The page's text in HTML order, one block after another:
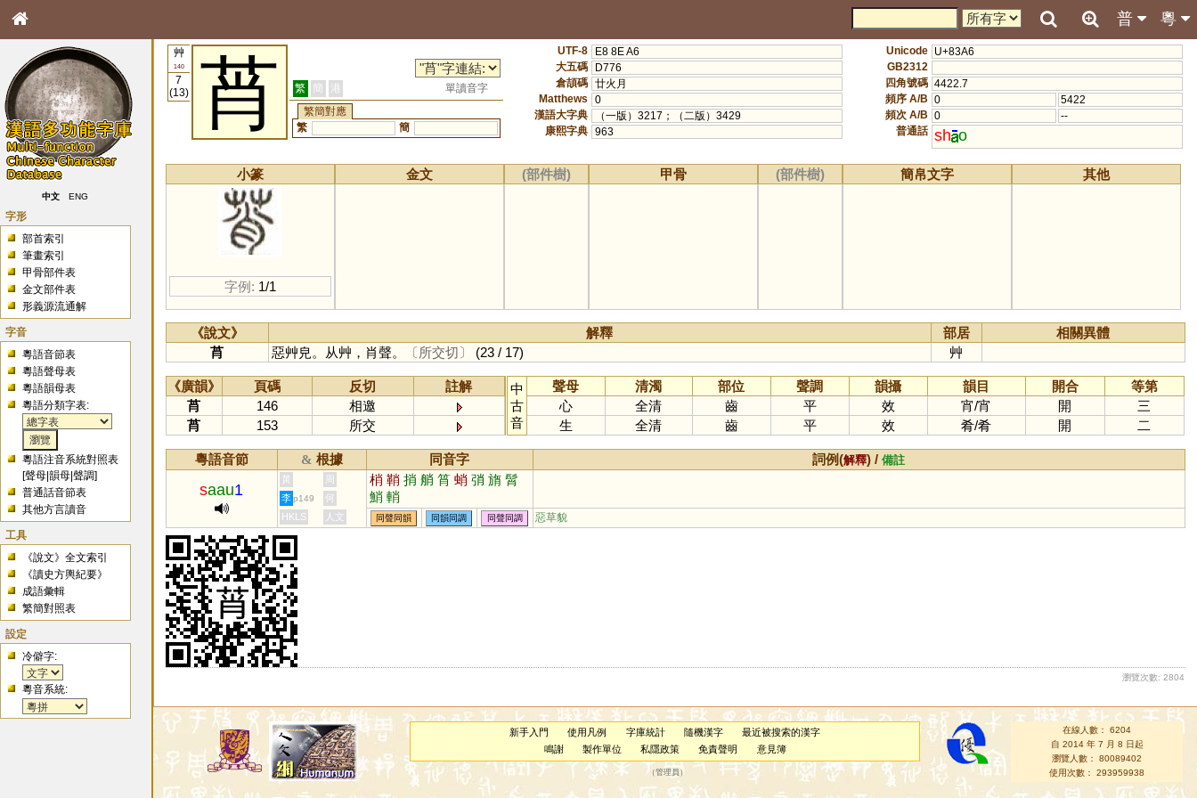
粵
普
中文 ENG
字形
部首索引
筆畫索引
甲骨部件表
金文部件表
形義源流通解
字音
粵語音節表
粵語聲母表
粵語韻母表
粵語分類字表:
粵語注音系統對照表
[聲母 |韻母 |聲調]
普通話音節表
其他方言讀音
工具
《說文》全文索引
《讀史方輿紀要》
成語彙輯
繁簡對照表
設定
冷僻字:
粵音系統:
艸
140
7
(13)
莦 繁 簡 港
單讀音字
繁簡對應
繁
簡
UTF-8
E8 8E A6
大五碼
D776
倉頡碼 廿火月
Matthews
0
漢語大字典
（一版）3217；（二版）3429
康熙字典 963
Unicode U+83A6
GB2312
四角號碼 4422.7
頻序 A/B 0
5422
頻次 A/B 0
--
普通話 sh o
小篆
字例: 1/1
金文 (部件樹) 甲骨 (部件樹) 簡帛文字 其他
《說文》 解釋 部居
相關異體
莦
惡艸皃。从艸，肖聲。 〔所交切〕 (23 / 17) 艸
《廣韻》 頁碼 反切
註解
莦
146
相邀
莦
153 所交
中
古
音
聲母 清濁 部位 聲調 韻攝 韻目 開合
等第
心
全清 齒 平 效 宵/宵 開
三
生
全清 齒 平 效 肴/肴 開 二
粵語音節 & 根據 同音字 詞例(解釋) /備註
saau1
黃 周 梢 鞘 捎 艄 筲 蛸 弰 旓 髾
鮹 輎
李 p149
何
HKLS
人文 同聲同韻 同韻同調 同聲同調 惡草貌
瀏覽次數: 2804
新手入門 使用凡例 字庫統計 隨機漢字
最近被搜索的漢字
鳴謝
製作單位 私隱政策 免責聲明 意見簿
（管理員 ）
在線人數： 6204
自 2014 年 7 月 8 日起
瀏覽人數： 80089402
使用次數： 293959938